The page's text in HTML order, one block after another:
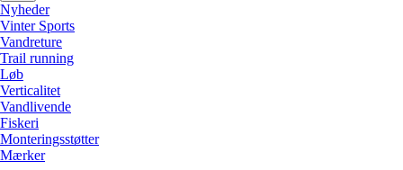
Nyheder
Vinter Sports
Vandreture
Trail running
Løb
Verticalitet
Vandlivende
Fiskeri
Monteringsstøtter
Mærker